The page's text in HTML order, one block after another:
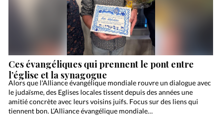
Ces évangéliques qui prennent le pont entre
l’église et la synagogue
Alors que l'Alliance évangélique mondiale rouvre un dialogue avec
le judaïsme, des Eglises locales tissent depuis des années une
amitié concrète avec leurs voisins juifs. Focus sur des liens qui
tiennent bon. L’Alliance évangélique mondiale…